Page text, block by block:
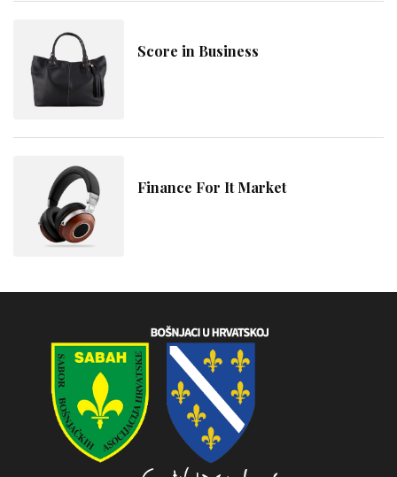
Score in Business
Finance For It Market